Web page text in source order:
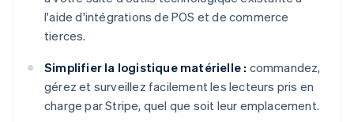
l'aide d'intégrations de POS et de commerce
tierces.
Simplifier la logistique matérielle : commandez,
gérez et surveillez facilement les lecteurs pris en
charge par Stripe, quel que soit leur emplacement.